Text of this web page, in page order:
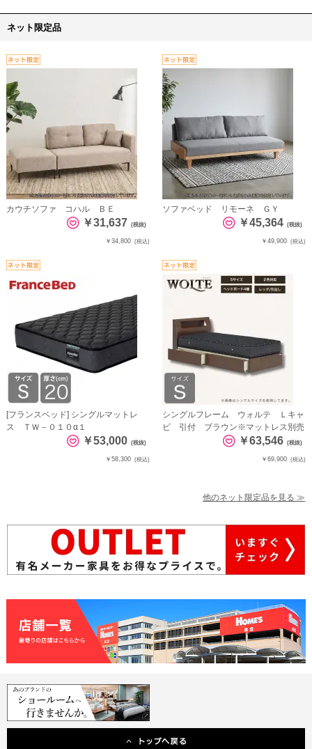
ネット限定品
カウチソファ コハル ＢＥ
￥31,637 (税抜)
￥34,800 (税込)
ソファベッド リモーネ ＧＹ
￥45,364 (税抜)
￥49,900 (税込)
[フランスベッド] シングルマットレ
ス ＴＷ－０１０α１
￥53,000 (税抜)
￥58,300 (税込)
シングルフレーム ウォルテ Ｌキャ
ビ 引付 ブラウン※マットレス別売
￥63,546 (税抜)
￥69,900 (税込)
他のネット限定品を見る ≫